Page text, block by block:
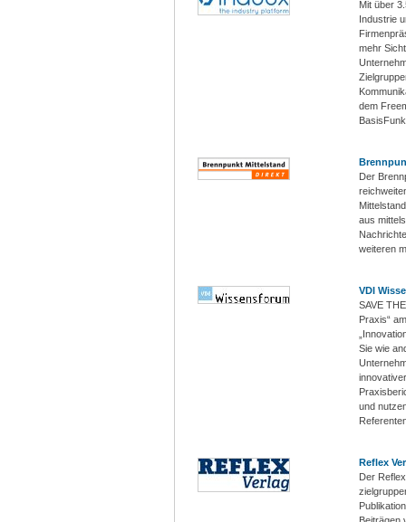
Mit über
Industrie
mehr
dem
Der
aus
weiteren
VDI
SAVE
Praxis“
Sie wie
und
Reflex
Der